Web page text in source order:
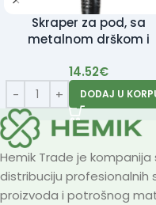
Skraper za pod, sa
metalnom drškom i
14.52€
DODAJ U
Hemik Trade je
distribuciju profesionalnih
proizvoda i potrošnog